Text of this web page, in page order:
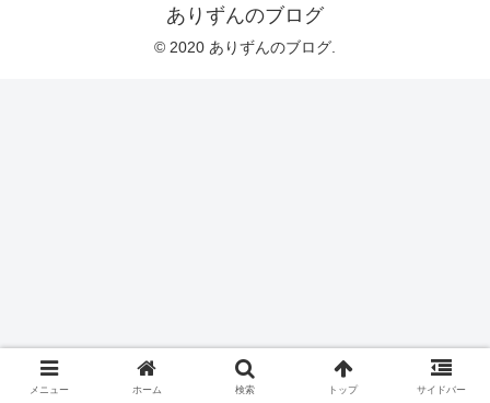
ありずんのブログ
© 2020 ありずんのブログ.
メニュー ホーム 検索 トップ サイドバー